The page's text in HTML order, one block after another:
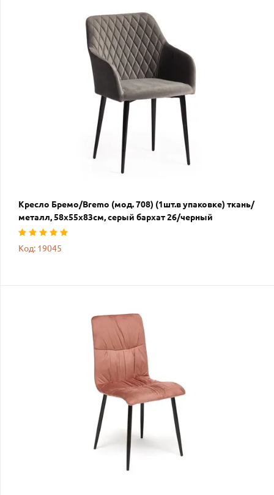
Кресло Бремо/Bremo (мод. 708) (1шт.в упаковке) ткань/
металл, 58х55х83см, серый бархат 26/черный
Код: 19045